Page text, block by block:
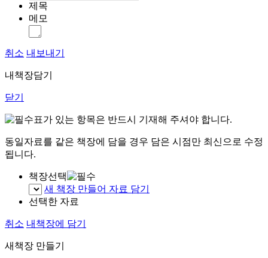
제목
메모
취소 내보내기
내책장담기
닫기
표가 있는 항목은 반드시 기재해 주셔야 합니다.
동일자료를 같은 책장에 담을 경우 담은 시점만 최신으로 수정
됩니다.
책장선택
새 책장 만들어 자료 담기
선택한 자료
취소 내책장에 담기
새책장 만들기